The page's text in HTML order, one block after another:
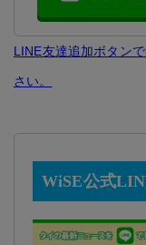
LINE友達追加ボタン
さい。
WiSE公式